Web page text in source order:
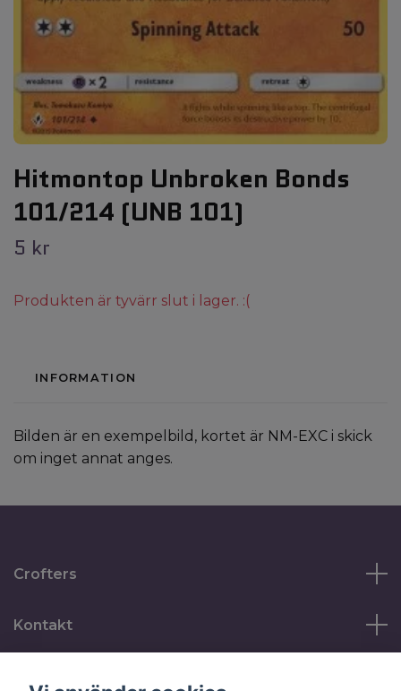
Hitmontop Unbroken Bonds
101/214 (UNB 101)
5 kr
Produkten är tyvärr slut i lager. :(
INFORMATION
Bilden är en exempelbild, kortet är NM-EXC i skick
om inget annat anges.
Crofters
Kontakt